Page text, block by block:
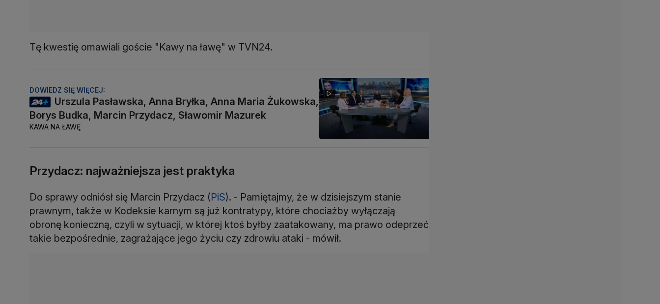
Tę kwestię omawiali goście "Kawy na ławę" w TVN24.
DOWIEDZ SIĘ WIĘCEJ:
Urszula Pasławska, Anna Bryłka, Anna Maria Żukowska,
Borys Budka, Marcin Przydacz, Sławomir Mazurek
KAWA NA ŁAWĘ
Przydacz: najważniejsza jest praktyka
Do sprawy odniósł się Marcin Przydacz (PiS). - Pamiętajmy, że w dzisiejszym stanie
prawnym, także w Kodeksie karnym są już kontratypy, które chociażby wyłączają
obronę konieczną, czyli w sytuacji, w której ktoś byłby zaatakowany, ma prawo odeprzeć
takie bezpośrednie, zagrażające jego życiu czy zdrowiu ataki - mówił.